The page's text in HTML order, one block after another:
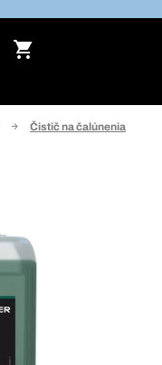
Čistič na čalúnenia